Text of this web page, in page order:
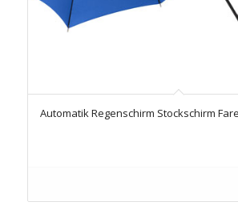
Automatik Regenschirm Stockschirm